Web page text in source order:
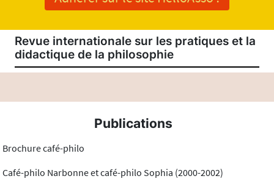
Revue internationale sur les pratiques et la
didactique de la philosophie
Publications
Brochure café-philo
Café-philo Narbonne et café-philo Sophia (2000-2002)